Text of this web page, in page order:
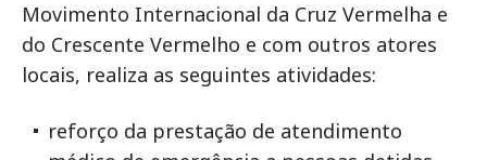
Movimento Internacional da Cruz Vermelha e
do Crescente Vermelho e com outros atores
locais, realiza as seguintes atividades:
reforço da prestação de atendimento